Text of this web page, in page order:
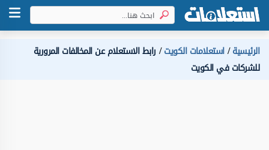
الرئيسية استعلامات الكويت رابط الاستعلام عن المخالفات المرورية
للشركات في الكويت